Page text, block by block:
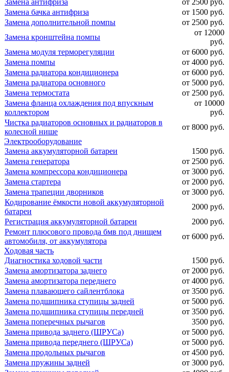
Замена антифриза
от 2500 руб.
Замена бачка антифриза
от 1500 руб.
Замена дополнительной помпы
от 2500 руб.
Замена кронштейна помпы
от 12000
руб.
Замена модуля терморегуляции
от 6000 руб.
Замена помпы
от 4000 руб.
Замена радиатора кондиционера
от 6000 руб.
Замена радиатора основного
от 5000 руб.
Замена термостата
от 2500 руб.
Замена фланца охлаждения под впускным
коллектором
от 10000
руб.
Чистка радиаторов основных и радиаторов в
колесной нише
от 8000 руб.
Электрооборудование
Замена аккумуляторной батареи
1500 руб.
Замена генератора
от 2500 руб.
Замена компрессора кондиционера
от 3000 руб.
Замена стартера
от 2000 руб.
Замена трапеции дворников
от 3000 руб.
Кодирование ёмкости новой аккумуляторной
батареи
2000 руб.
Регистрация аккумуляторной батареи
2000 руб.
Ремонт плюсового провода бмв под днищем
автомобиля, от аккумулятора
от 6000 руб.
Ходовая часть
Диагностика ходовой части
1500 руб.
Замена амортизатора заднего
от 2000 руб.
Замена амортизатора переднего
от 4000 руб.
Замена плавающего сайлентблока
от 3500 руб.
Замена подшипника ступицы задней
от 5000 руб.
Замена подшипника ступицы передней
от 3500 руб.
Замена поперечных рычагов
3500 руб.
Замена привода заднего (ШРУСа)
от 5000 руб.
Замена привода переднего (ШРУСа)
от 5000 руб.
Замена продольных рычагов
от 4500 руб.
Замена пружины задней
от 3000 руб.